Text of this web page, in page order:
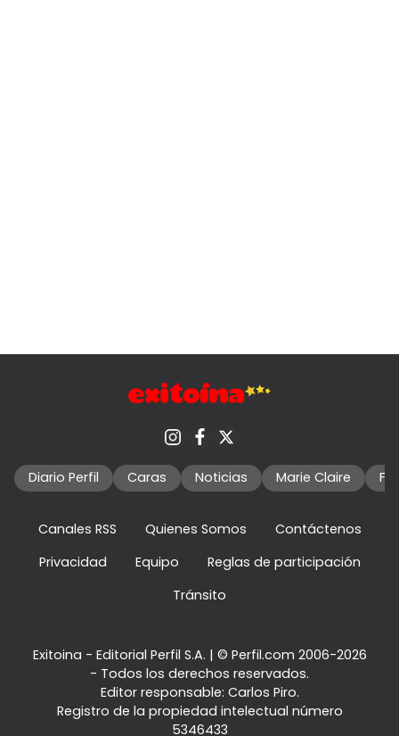
Diario Perfil Caras Noticias Marie Claire
Canales RSS Quienes Somos
Contáctenos
Privacidad
Equipo
Reglas de participación
Tránsito
Exitoina - Editorial Perfil S.A. | © Perfil.com 2006-2026
- Todos los derechos reservados.
Editor responsable: Carlos Piro.
Registro de la propiedad intelectual número
5346433